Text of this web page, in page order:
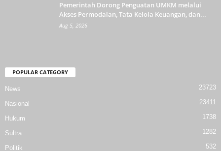
Pemerintah Dorong Penguatan UMKM melalui
Akses Permodalan, Tata Kelola Keuangan, dan...
Aug 5, 2026
POPULAR CATEGORY
News 23723
Nasional 23411
Hukum 1738
Sultra 1282
Politik 532